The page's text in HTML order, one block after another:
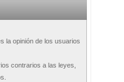
la opinión de los usuarios
contrarios a las leyes,